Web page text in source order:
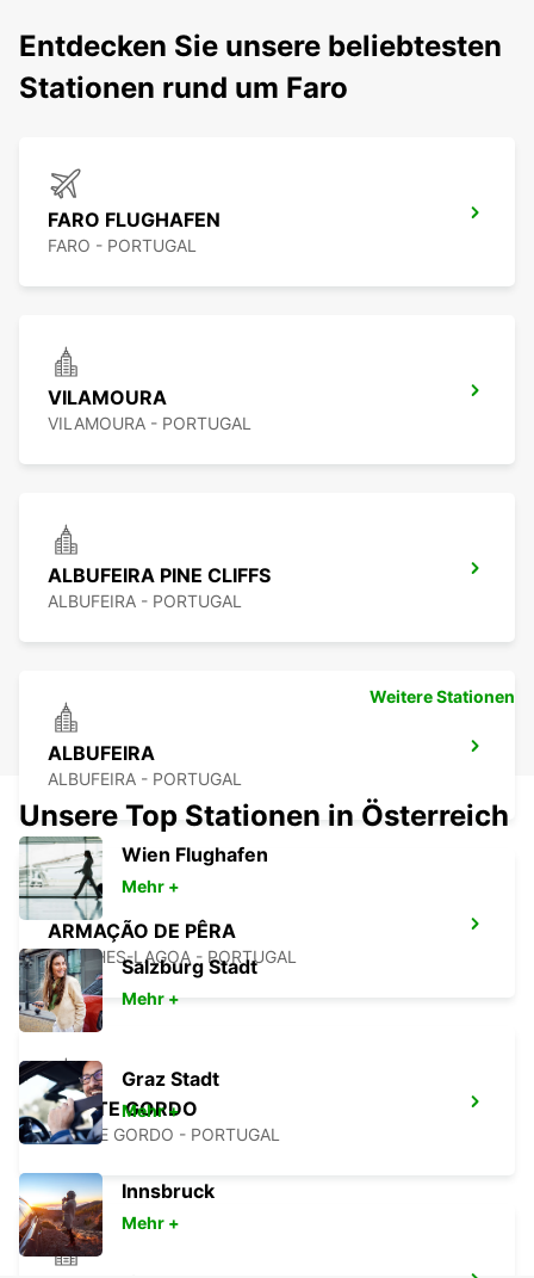
Entdecken Sie unsere beliebtesten
Stationen rund um Faro
FARO FLUGHAFEN
FARO - PORTUGAL
VILAMOURA
VILAMOURA - PORTUGAL
ALBUFEIRA PINE CLIFFS
ALBUFEIRA - PORTUGAL
ALBUFEIRA
ALBUFEIRA - PORTUGAL
ARMAÇÃO DE PÊRA
PORCHES-LAGOA - PORTUGAL
MONTE GORDO
MONTE GORDO - PORTUGAL
Weitere Stationen
Unsere Top Stationen in Österreich
Wien Flughafen
Mehr +
Salzburg Stadt
Mehr +
Graz Stadt
Mehr +
Innsbruck
Mehr +